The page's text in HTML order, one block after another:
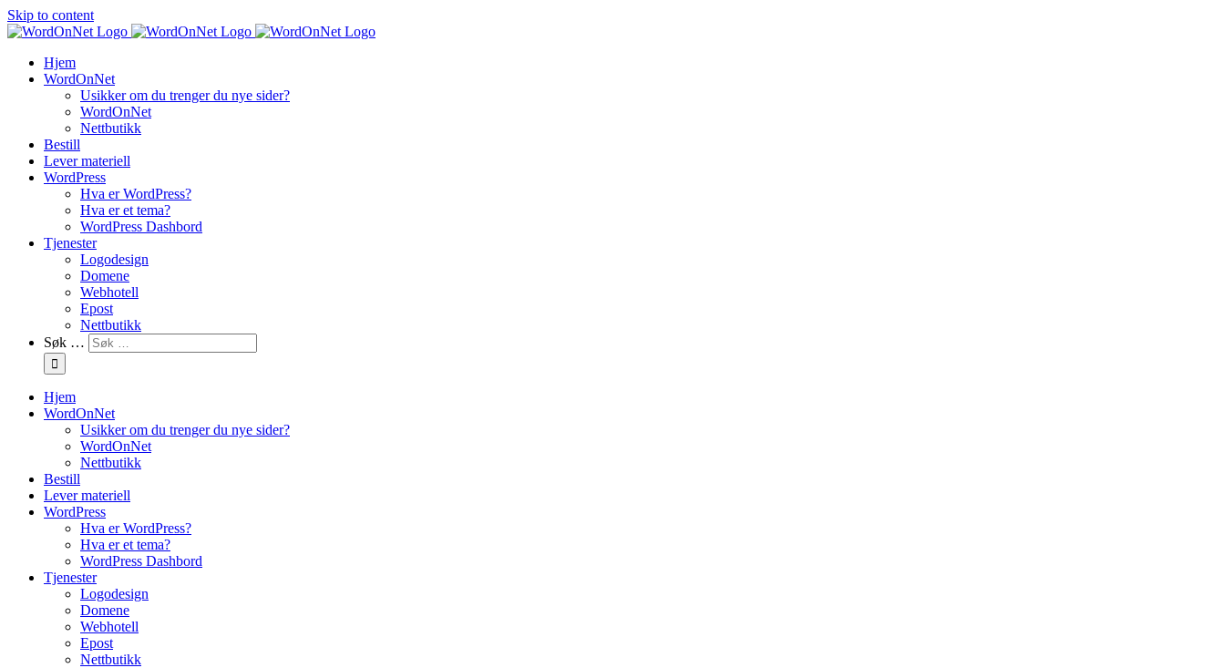
Skip to content
Hjem
WordOnNet
Usikker om du trenger du nye sider?
WordOnNet
Nettbutikk
Bestill
Lever materiell
WordPress
Hva er WordPress?
Hva er et tema?
WordPress Dashbord
Tjenester
Logodesign
Domene
Webhotell
Epost
Nettbutikk
Søk …
Hjem
WordOnNet
Usikker om du trenger du nye sider?
WordOnNet
Nettbutikk
Bestill
Lever materiell
WordPress
Hva er WordPress?
Hva er et tema?
WordPress Dashbord
Tjenester
Logodesign
Domene
Webhotell
Epost
Nettbutikk